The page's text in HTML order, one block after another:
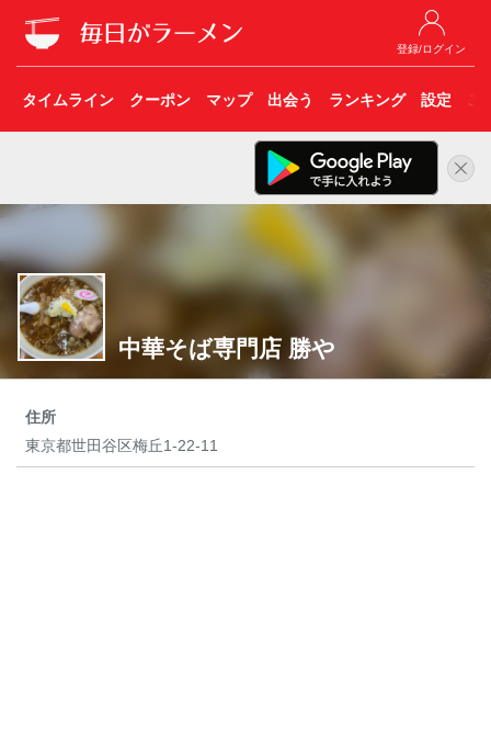
登録/ログイン
タイムライン クーポン マップ 出会う ランキング 設定 こ
中華そば専門店 勝や
住所
東京都世田谷区梅丘1-22-11